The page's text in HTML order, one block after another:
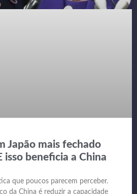
Japão mais fechado
isso beneficia a China
que poucos parecem perceber.
da China é reduzir a capacidade